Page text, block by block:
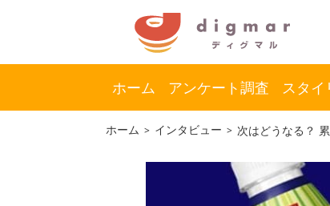
コ
ナ
ホーム アンケート調査 スタイ
ホーム インタビュー 次はどうなる？